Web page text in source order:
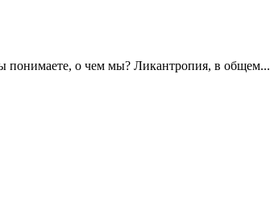
понимаете, о чем мы? Ликантропия, в общем...